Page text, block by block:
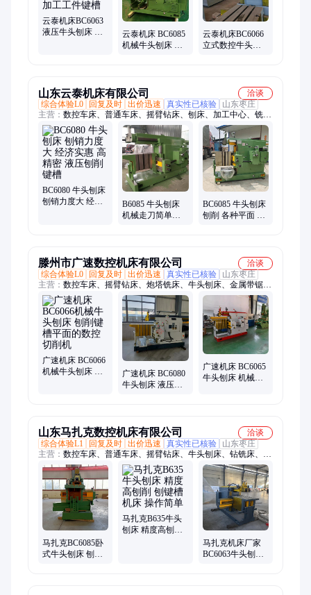
云泰机床BC6063
液压牛头刨床 刨
云泰机床 BC6085
机械牛头刨床 铣
云泰机床BC6066
立式数控牛头刨
山东云泰机床有限公司
洽谈
综合体验L0
回复及时 出价迅速 真实性已核验
山东枣庄
主营： 数控车床、普通车床、摇臂钻床、刨床、加工中心、铣
床、锯床、数控铣床、立式钻床、立式车床、龙门铣床
BC6080 牛头刨床
刨销力度大 经济
B6085 牛头刨床
机械走刀简单实
BC6085 牛头刨床
刨削 各种平面 操
滕州市广速数控机床有限公司
洽谈
综合体验L0
回复及时 出价迅速 真实性已核验
山东枣庄
主营： 数控车床、摇臂钻床、炮塔铣床、牛头刨床、金属带锯
床、普通车床、数控铣床、加工中心、钻铣床、镗铣钻床、台
钻、立式钻床、铣床
广速机床 BC6066
机械牛头刨床 刨
广速机床 BC6080
牛头刨床 液压刨
广速机床 BC6065
牛头刨床 机械刨
山东马扎克数控机床有限公司
洽谈
综合体验L1
回复及时 出价迅速 真实性已核验
山东枣庄
主营： 数控车床、普通车床、摇臂钻床、牛头刨床、钻铣床、加
工中心
马扎克BC6085卧
式牛头刨床 刨削
马扎克B635牛头
刨床 精度高刨削
马扎克机床厂家
BC6063牛头刨床